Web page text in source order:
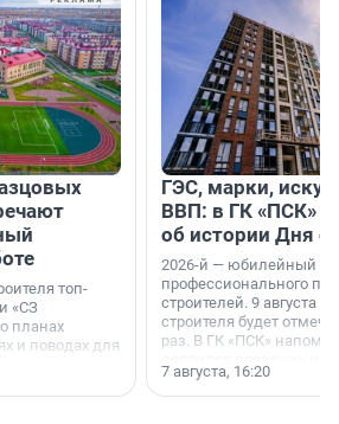
топ-
«СЗ
планах
и поводах для
ГЭС, марки,
ВВП: в ГК «ПСК»
об истории Дня
2026-й — юбилейный
профессионального
строителей. 9 августа
строителя будет
раз. В ГК «ПСК»
поменялась роль
7 августа, 16:20